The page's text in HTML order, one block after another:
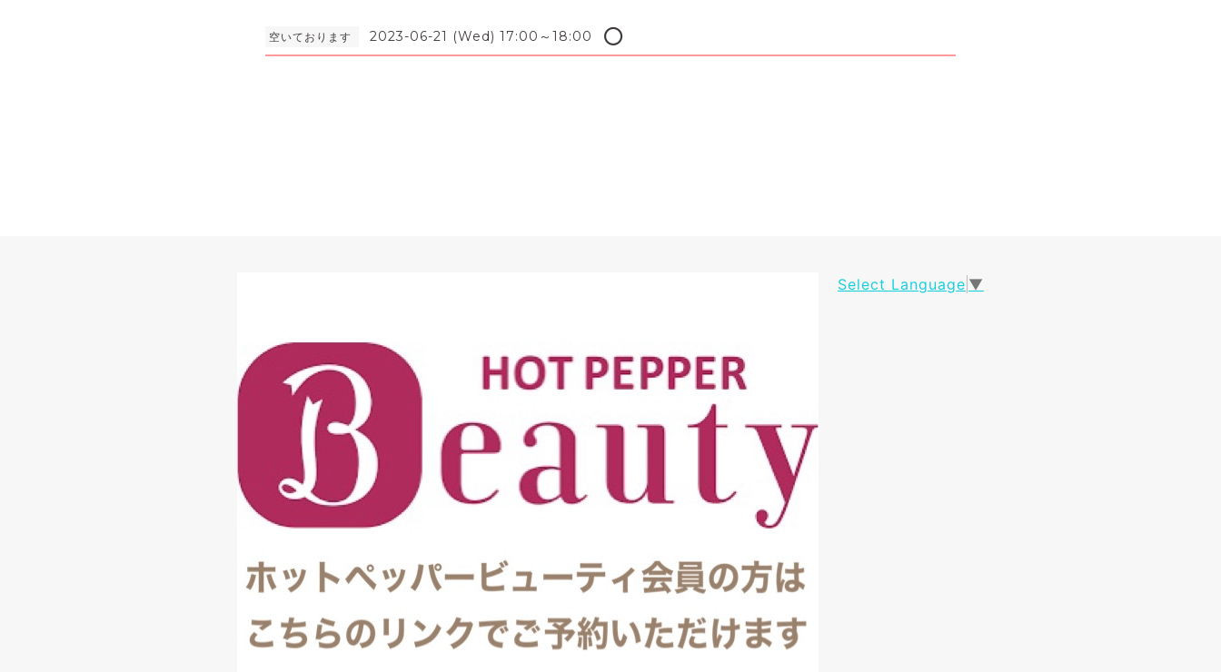
空いております 2023-06-21 (Wed) 17:00～18:00 ⭕️
Select Language ▼